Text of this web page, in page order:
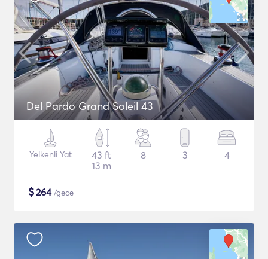
Del Pardo Grand Soleil 43
Yelkenli Yat
43 ft
13 m
8 3 4
$264/gece